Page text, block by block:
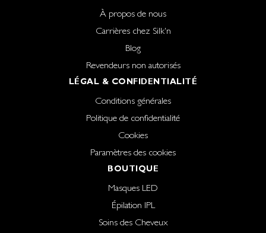
À propos de nous
Carrières chez Silk'n
Blog
Revendeurs non autorisés
LÉGAL & CONFIDENTIALITÉ
Conditions générales
Politique de confidentialité
Cookies
Paramètres des cookies
BOUTIQUE
Masques LED
Épilation IPL
Soins des Cheveux